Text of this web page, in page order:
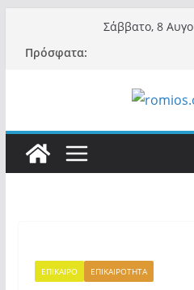
περιεχόμενο
Σάββατο, 8
Πρόσφατα:
ΕΠΙΚΑΙΡΟ ΕΠΙΚΑΙΡΟΤΗΤΑ